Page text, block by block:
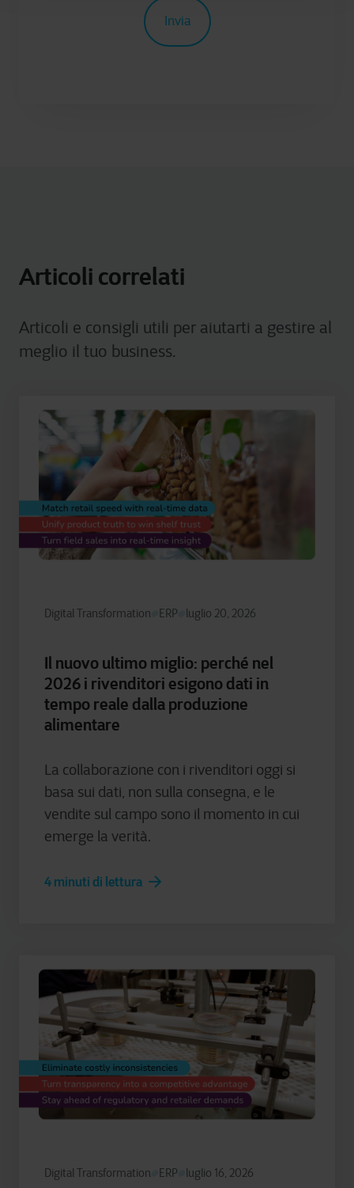
Articoli correlati
Articoli e consigli utili per aiutarti a gestire al
meglio il tuo business.
Digital Transformation ERP luglio 20, 2026
Il nuovo ultimo miglio: perché nel
2026 i rivenditori esigono dati in
tempo reale dalla produzione
alimentare
La collaborazione con i rivenditori oggi si
basa sui dati, non sulla consegna, e le
vendite sul campo sono il momento in cui
emerge la verità.
4 minuti di lettura
Digital Transformation ERP luglio 16, 2026